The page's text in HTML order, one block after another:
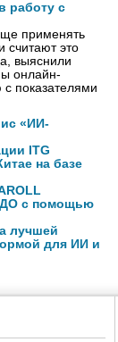
работу с
применять
считают это
выяснили
онлайн-
показателями
«ИИ-
ITG
на базе
с помощью
лучшей
для ИИ и